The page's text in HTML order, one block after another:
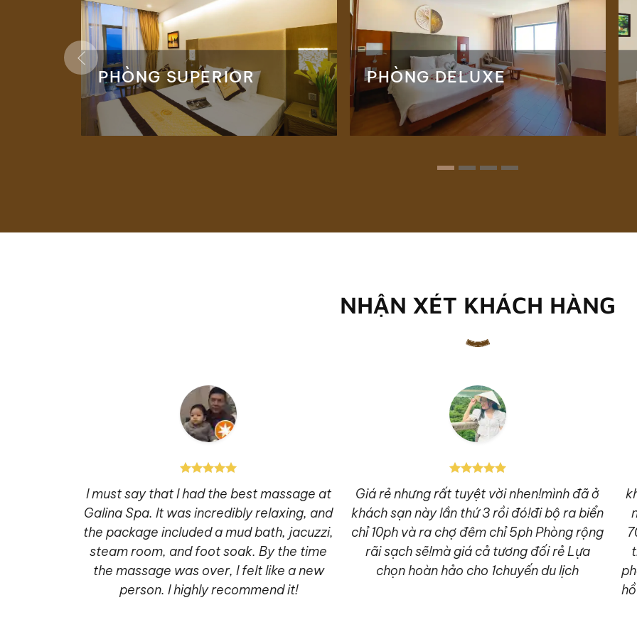
PHÒNG SUPERIOR PHÒNG DELUXE
NHẬN XÉT KHÁCH HÀNG
I must say that I had the best massage at
Galina Spa. It was incredibly relaxing, and
the package included a mud bath, jacuzzi,
steam room, and foot soak. By the time
the massage was over, I felt like a new
person. I highly recommend it!
Giá rẻ nhưng rất tuyệt vời nhen!mình đã ở
khách sạn này lần thứ 3 rồi đó!đi bộ ra biển
chỉ 10ph và ra chợ đêm chỉ 5ph Phòng rộng
rãi sạch sẽ!mà giá cả tương đối rẻ Lựa
chọn hoàn hảo cho 1chuyến du lịch